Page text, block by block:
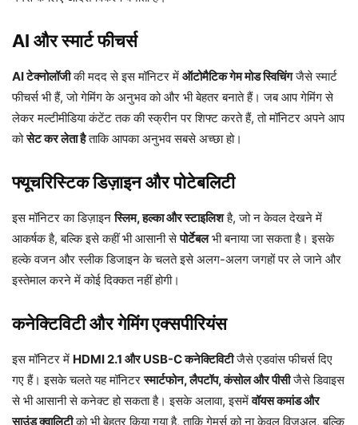
AI और स्मार्ट फीचर्स
AI टेक्नोलॉजीकी मदद से इस मॉनिटर में ऑटोमैटिक गेम मोड स्विचिंगजैसे स्मार्ट
फीचर्स भी हैं, जो गेमिंग के अनुभव को और भी बेहतर बनाते हैं। जब आप गेमिंग से
लेकर मल्टीमीडिया कंटेंट तक की स्क्रीन पर शिफ्ट करते हैं, तो मॉनिटर अपने आप
कोसेट कर लेता हैताकि आपका अनुभव सबसे अच्छा हो।
फ्यूचरिस्टिक डिज़ाइन और पोटेबलिटी
इस मॉनिटर का डिज़ाइनस्लिम, हल्का और स्टाइलिशहै, जो न केवल देखने में
आकर्षक है, बल्कि इसे कहीं भी आसानी सेपोर्टेबलभी बनाया जा सकता है। इसके
हल्के वजन और स्लीक डिजाइन के चलते इसे अलग-अलग जगहों पर ले जाने और
इस्तेमाल करने में कोई दिक्कत नहीं होगी।
कनेक्टिविटी और गेमिंग एक्सपीरियंस
इस मॉनिटर में HDMI 2.1 और USB-C कनेक्टिविटीजैसे एडवांस फीचर्स दिए
गए हैं। इसके चलते यह मॉनिटरस्मार्टफोन, लैपटॉप, कंसोल और पीसीजैसे डिवाइस
से भी आसानी से कनेक्ट हो सकता है। इसके अलावा, इसमेंवॉयस कमांड और
साउंड क्वालिटीको भी बेहतर किया गया है, ताकि गेमर्स को ना केवल विज़ुअल, बल्कि